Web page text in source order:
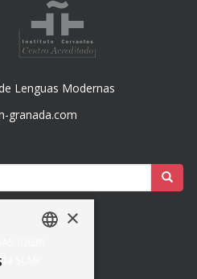
Lenguas Modernas
granada.com
(UGR)
SLMP
×